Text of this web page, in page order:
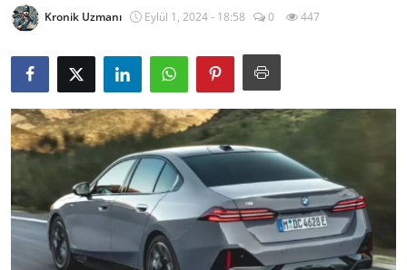
Muayene & Ruhsat
Sorgulamalar
İkinci El & Alım-Satım
Bakım & Arıza Çözümleri
Elektrikli & Hibrit
Kiralama & Filo
Sürüş & Güvenlik
Kronik Uzmanı Eylül 1, 2024 - 18:58 0 447